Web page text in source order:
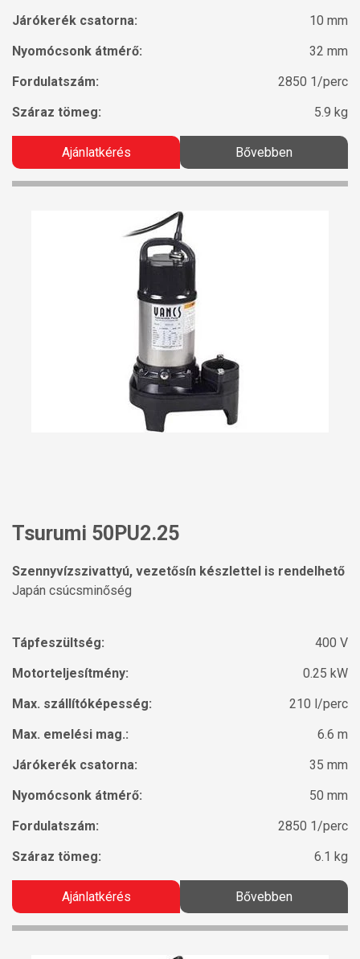
Járókerék csatorna:
10 mm
Nyomócsonk átmérő:
32 mm
Fordulatszám:
2850 1/perc
Száraz tömeg:
5.9 kg
Ajánlatkérés Bővebben
Tsurumi 50PU2.25
Szennyvízszivattyú, vezetősín készlettel is rendelhető
Japán csúcsminőség
Tápfeszültség:
400 V
Motorteljesítmény:
0.25 kW
Max. szállítóképesség:
210 l/perc
Max. emelési mag.:
6.6 m
Járókerék csatorna:
35 mm
Nyomócsonk átmérő:
50 mm
Fordulatszám:
2850 1/perc
Száraz tömeg:
6.1 kg
Ajánlatkérés Bővebben